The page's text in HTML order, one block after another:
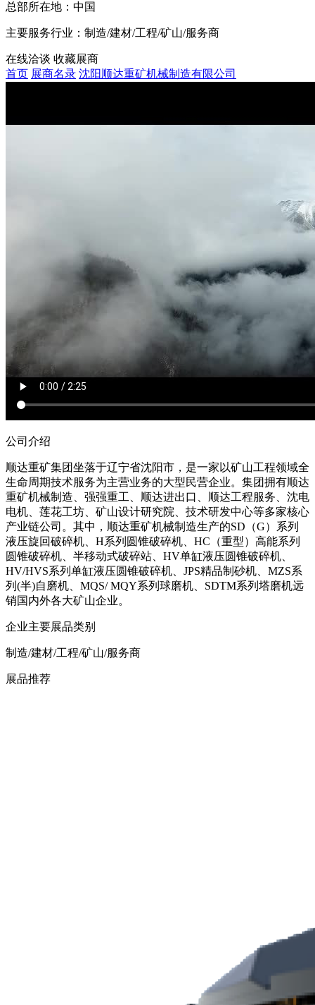
总部所在地： 中国
主要服务行业： 制造/建材/工程/矿山/服务商
在线洽谈 收藏展商
首页 展商名录 沈阳顺达重矿机械制造有限公司
公司介绍
顺达重矿集团坐落于辽宁省沈阳市，是一家以矿山工程领域全
生命周期技术服务为主营业务的大型民营企业。集团拥有顺达
重矿机械制造、强强重工、顺达进出口、顺达工程服务、沈电
电机、莲花工坊、矿山设计研究院、技术研发中心等多家核心
产业链公司。其中，顺达重矿机械制造生产的SD（G）系列
液压旋回破碎机、H系列圆锥破碎机、HC（重型）高能系列
圆锥破碎机、半移动式破碎站、HV单缸液压圆锥破碎机、
HV/HVS系列单缸液压圆锥破碎机、JPS精品制砂机、MZS系
列(半)自磨机、MQS/ MQY系列球磨机、SDTM系列塔磨机远
销国内外各大矿山企业。
企业主要展品类别
制造/建材/工程/矿山/服务商
展品推荐